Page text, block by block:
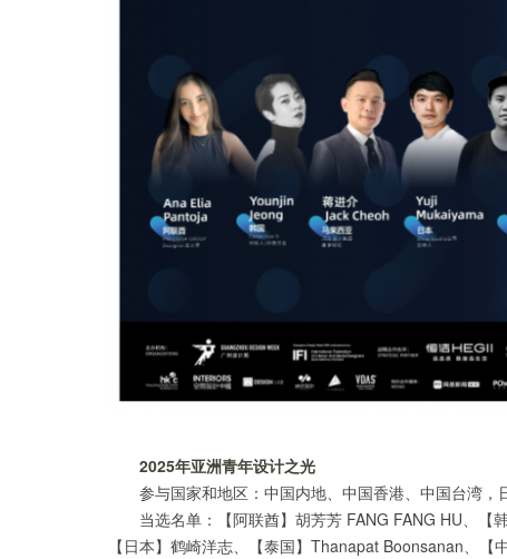
2025年亚洲青年设计之光
参与国家和地区：中国内地、中国香港、中国台湾
当选名单：【阿联酋】胡芳芳 FANG FANG HU、【
【日本】鹤崎洋志、【泰国】Thanapat Boonsanan、